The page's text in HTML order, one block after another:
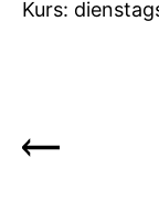
Kurs: